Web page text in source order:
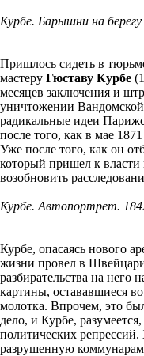
Курбе. Барышни на
Пришлось сидеть в
мастеру Гюставу Курбе
месяцев заключения и
уничтожении
радикальные идеи
после того, как в мае
Уже после того, как он
который пришел к
возобновить
Курбе. Автопортрет.
Курбе, опасаясь нового
жизни провел в
разбирательства на него
картины, остававшиеся
молотка. Впрочем, это
дело, и Курбе,
политических
разрушенную